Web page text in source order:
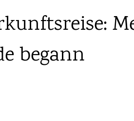
begann